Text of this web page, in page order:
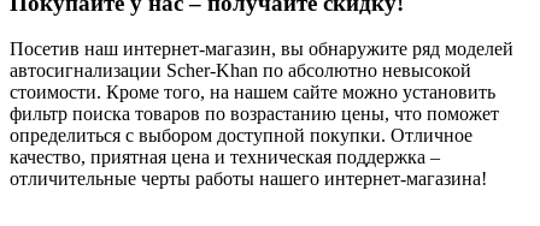
Посетив наш интернет-магазин, вы обнаружите ряд моделей
автосигнализации Scher-Khan по абсолютно невысокой
стоимости. Кроме того, на нашем сайте можно установить
фильтр поиска товаров по возрастанию цены, что поможет
определиться с выбором доступной покупки. Отличное
качество, приятная цена и техническая поддержка –
отличительные черты работы нашего интернет-магазина!